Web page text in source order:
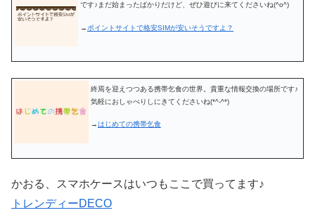
です♪まだ始まったばかりだけど、ぜひ遊びに来てくださいね(^o^)
→ ポイントサイトで格安SIMが安いそうですよ？
終焉を迎えつつある携帯乞食の世界。貴重な情報交換の場所です♪
気軽におしゃべりしにきてくださいね(*^-^*)
→はじめての携帯乞食
かおる、スマホケースはいつもここで買ってます♪
トレンディーDECO